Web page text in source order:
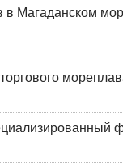
Магаданском